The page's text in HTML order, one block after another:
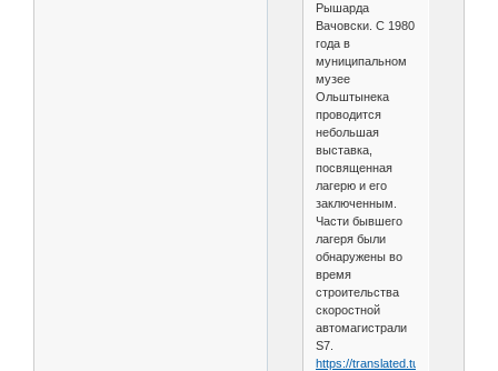
Рышарда
Вачовски. С 1980
года в
муниципальном
музее
Ольштынека
проводится
небольшая
выставка,
посвященная
лагерю и его
заключенным.
Части бывшего
лагеря были
обнаружены во
время
строительства
скоростной
автомагистрали
S7.
https://translated.turbopages.org/